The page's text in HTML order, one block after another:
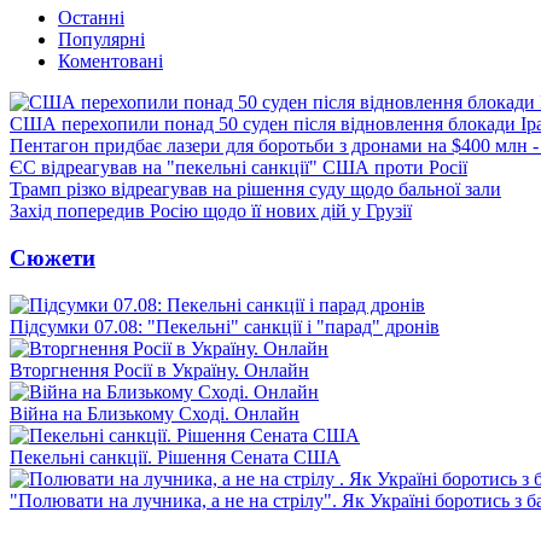
Останні
Популярні
Коментовані
США перехопили понад 50 суден після відновлення блокади
Пентагон придбає лазери для боротьби з дронами на $400 млн
ЄС відреагував на "пекельні санкції" США проти Росії
Трамп різко відреагував на рішення суду щодо бальної зали
Захід попередив Росію щодо її нових дій у Грузії
Сюжети
Підсумки 07.08: "Пекельні" санкції і "парад" дронів
Вторгнення Росії в Україну. Онлайн
Війна на Близькому Сході. Онлайн
Пекельні санкції. Рішення Сената США
"Полювати на лучника, а не на стрілу". Як Україні боротись з